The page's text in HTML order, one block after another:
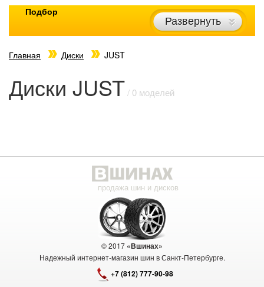
Подбор
Развернуть
Главная Диски JUST
Диски JUST/ 0 моделей
продажа шин и дисков
© 2017 «Вшинах»
Надежный интернет-магазин шин в Санкт-Петербурге.
+7 (812) 777-90-98